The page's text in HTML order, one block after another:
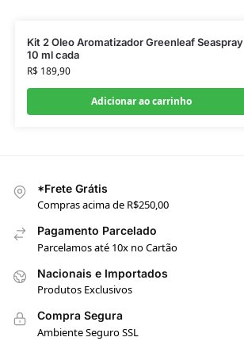
Kit 2 Oleo Aromatizador Greenleaf Seaspray
10 ml cada
R$189,90
Adicionar ao carrinho
*Frete Grátis
Compras acima de R$250,00
Pagamento Parcelado
Parcelamos até 10x no Cartão
Nacionais e Importados
Produtos Exclusivos
Compra Segura
Ambiente Seguro SSL